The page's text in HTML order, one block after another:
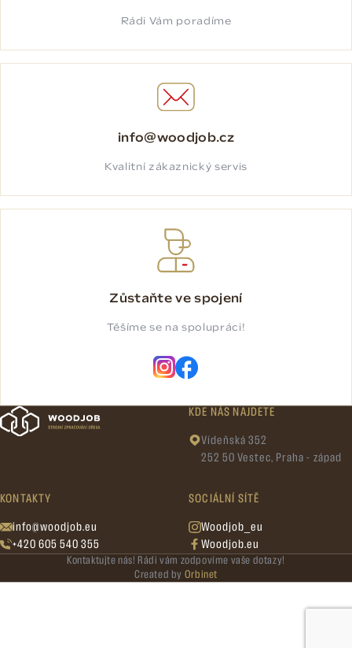
Rádi Vám poradíme
info@woodjob.cz
Kvalitní zákaznický servis
Zůstaňte ve spojení
Těšíme se na spolupráci!
KDE NÁS NAJDETE
Vídeňská 352
252 50 Vestec, Praha - západ
KONTAKTY
info@woodjob.eu
+420 605 540 355
SOCIÁLNÍ SÍTĚ
Woodjob_eu
Woodjob.eu
Kontaktujte nás! Rádi vám zodpovíme vaše dotazy!
Created by Orbinet